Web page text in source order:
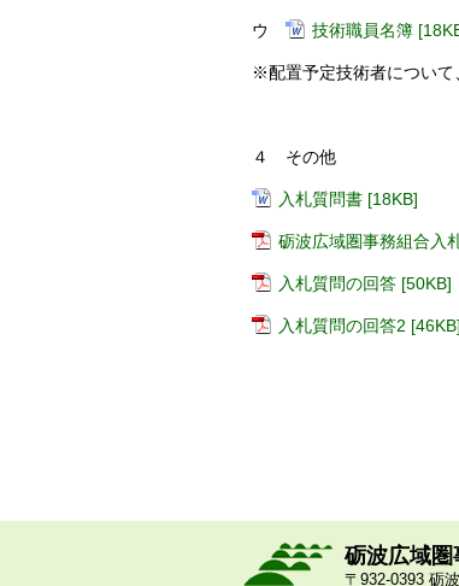
ウ 技術職員名簿
※配置予定技術者について
４ その他
入札質問書 [18KB]
砺波広域圏事務組合入
入札質問の回答 [50KB]
入札質問の回答2 [46KB]
砺波広域圏
〒932-0393 砺